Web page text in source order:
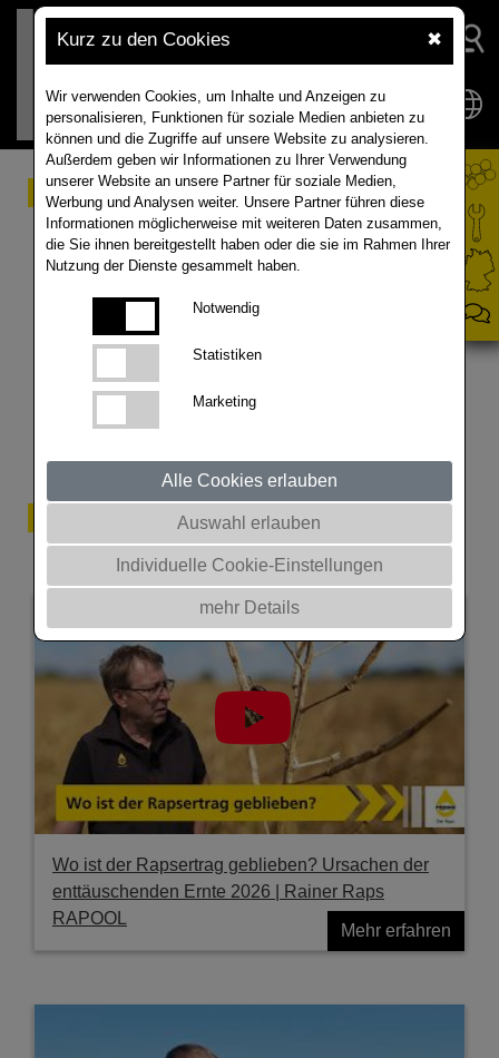
Kurz zu den Cookies ✖
Wir verwenden Cookies, um Inhalte und Anzeigen zu
personalisieren, Funktionen für soziale Medien anbieten zu
können und die Zugriffe auf unsere Website zu analysieren.
Außerdem geben wir Informationen zu Ihrer Verwendung
unserer Website an unsere Partner für soziale Medien,
Werbung und Analysen weiter. Unsere Partner führen diese
Informationen möglicherweise mit weiteren Daten zusammen,
die Sie ihnen bereitgestellt haben oder die sie im Rahmen Ihrer
Nutzung der Dienste gesammelt haben.
Notwendig
Statistiken
Marketing
Alle Cookies erlauben
Auswahl erlauben
Individuelle Cookie-Einstellungen
mehr Details
Raps Wurzelcheck
Wir gehen dem Raps an die Wurzel! Ein letztes Mal
für dieses Jahr überprüfen wir, wie sich die
Rapsbestände entwickelt haben.
Mediathek
Wo ist der Rapsertrag geblieben? Ursachen der
enttäuschenden Ernte 2026 | Rainer Raps
RAPOOL
Mehr erfahren